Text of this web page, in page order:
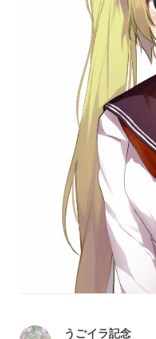
うごイラ記念